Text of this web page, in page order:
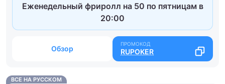
Еженедельный фриролл на 50 по пятницам в
20:00
Обзор RUPOKER
ВСЕ НА РУССКОМ